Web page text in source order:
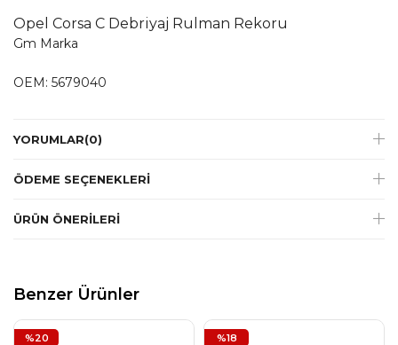
Opel Corsa C Debriyaj Rulman Rekoru
Gm Marka
OEM: 5679040
YORUMLAR(0)
ÖDEME SEÇENEKLERI
ÜRÜN ÖNERILERI
Benzer Ürünler
%20 %18